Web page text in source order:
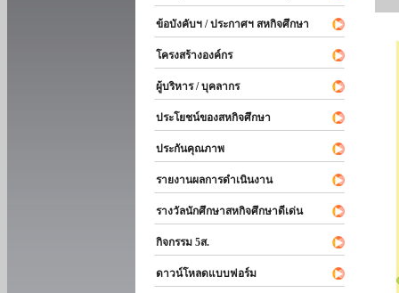
ข้อบังคับฯ / ประกาศฯ สหกิจศึกษา
โครงสร้างองค์กร
ผู้บริหาร / บุคลากร
ประโยชน์ของสหกิจศึกษา
ประกันคุณภาพ
รายงานผลการดำเนินงาน
รางวัลนักศึกษาสหกิจศึกษาดีเด่น
กิจกรรม 5ส.
ดาวน์โหลดแบบฟอร์ม